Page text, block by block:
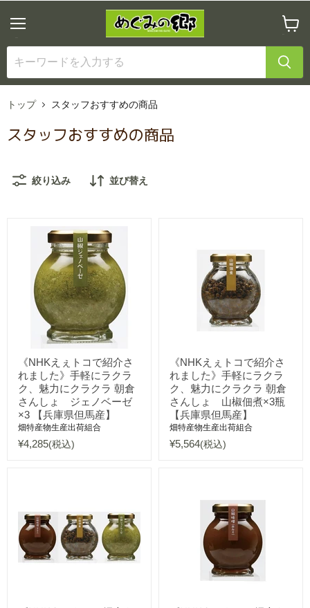
ニ
ュ
ー
ー
ト
を
見
トップ
スタッフおすすめの商品
スタッフおすすめの商品
絞り込み 並び替え
《NHKえぇトコで紹介さ
れました》手軽にラクラ
ク、魅力にクラクラ 朝倉
さんしょ ジェノベーゼ
×3 【兵庫県但馬産】
畑特産物生産出荷組合
¥4,285(税込)
《NHKえぇトコで紹介さ
れました》手軽にラクラ
ク、魅力にクラクラ 朝倉
さんしょ 山椒佃煮×3瓶
【兵庫県但馬産】
畑特産物生産出荷組合
¥5,564(税込)